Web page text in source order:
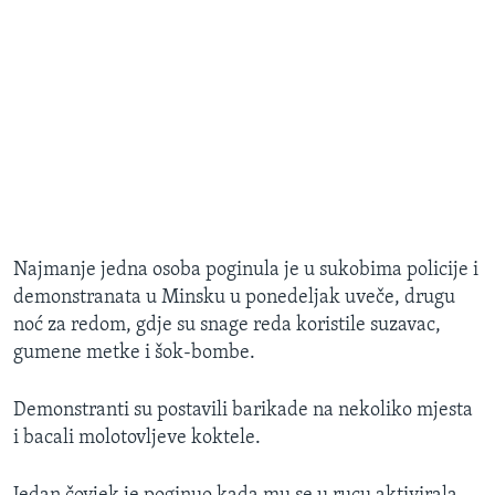
Najmanje jedna osoba poginula je u sukobima policije i
demonstranata u Minsku u ponedeljak uveče, drugu
noć za redom, gdje su snage reda koristile suzavac,
gumene metke i šok-bombe.
Demonstranti su postavili barikade na nekoliko mjesta
i bacali molotovljeve koktele.